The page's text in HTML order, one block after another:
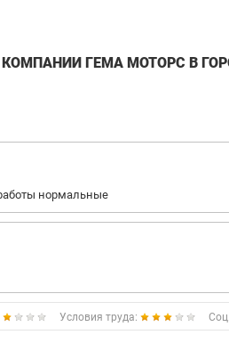
ГЕМА МОТОРС В
нормальные
Условия труда: